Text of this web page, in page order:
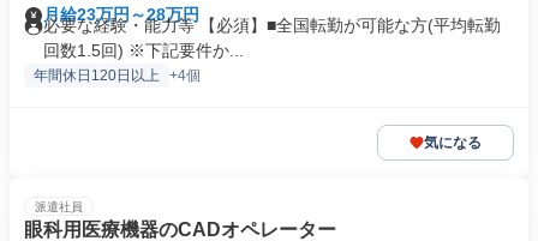
月給23万円～28万円
必要な経験・能力等 【必須】■全国転勤が可能な方(平均転勤
回数1.5回) ※下記要件か...
年間休日120日以上 +4個
気になる
派遣社員
眼科用医療機器のCADオペレーター